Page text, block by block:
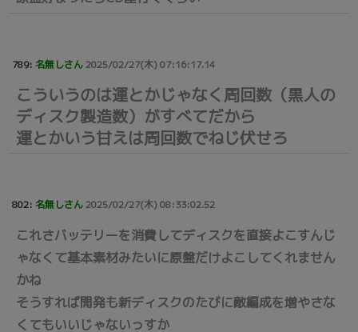
789: 名無しさん2025/02/27(木) 07:16:17.14
こういうのは運とかじゃなく周回数（黒人の
ディスク製造数）がすべてだから
運とかいう甘えは周回数でねじ伏せろ
802: 名無しさん2025/02/27(木) 08:33:02.52
これさバッテリーを消費してディスクを直接よこすんじ
ゃなくて基本素材みたいに原盤だけよこしてくれません
かね
そうすれば開発も新ディスクのたびに敵編成を増やさな
くてもいいじゃないっすか